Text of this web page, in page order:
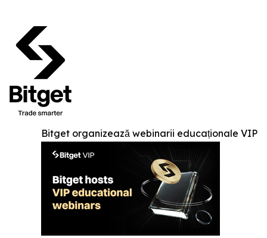
Bitget organizează webinarii educaționale VIP